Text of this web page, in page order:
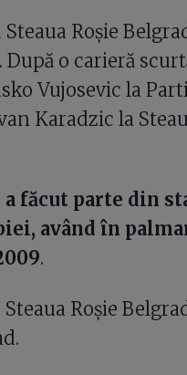
Roșie
o carieră
Vujosevic la
Karadzic la
făcut parte din
având în
.
Roșie